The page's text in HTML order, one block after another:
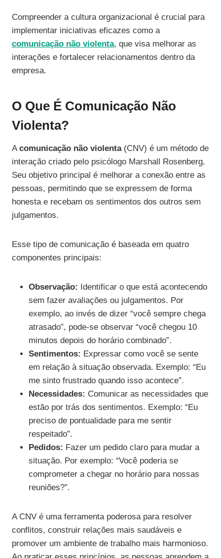
Compreender a cultura organizacional é crucial para
implementar iniciativas eficazes como a
comunicação não violenta, que visa melhorar as
interações e fortalecer relacionamentos dentro da
empresa.
O Que É Comunicação Não
Violenta?
Acomunicação não violenta(CNV) é um método de
interação criado pelo psicólogo Marshall Rosenberg.
Seu objetivo principal é melhorar a conexão entre as
pessoas, permitindo que se expressem de forma
honesta e recebam os sentimentos dos outros sem
julgamentos.
Esse tipo de comunicação é baseada em quatro
componentes principais:
Observação:
Identificar o que está acontecendo
sem fazer avaliações ou julgamentos. Por
exemplo, ao invés de dizer “você sempre chega
atrasado”, pode-se observar “você chegou 10
minutos depois do horário combinado”.
Sentimentos: Expressar como você se sente
em relação à situação observada. Exemplo: “Eu
me sinto frustrado quando isso acontece”.
Necessidades: Comunicar as necessidades que
estão por trás dos sentimentos. Exemplo: “Eu
preciso de pontualidade para me sentir
respeitado”.
Pedidos: Fazer um pedido claro para mudar a
situação. Por exemplo: “Você poderia se
comprometer a chegar no horário para nossas
reuniões?”.
A CNV é uma ferramenta poderosa para resolver
conflitos, construir relações mais saudáveis e
promover um ambiente de trabalho mais harmonioso.